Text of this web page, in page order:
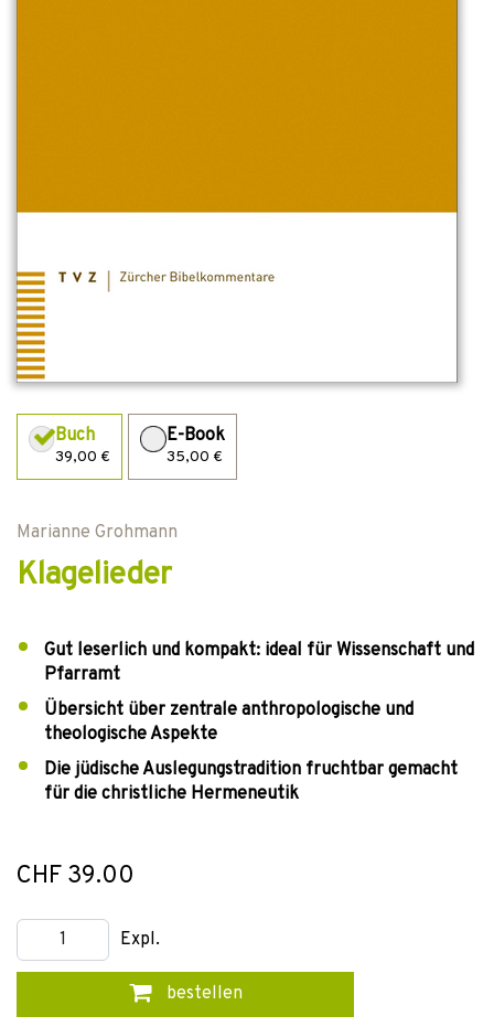
Buch
39,00 €
E-Book
35,00 €
Marianne Grohmann
Klagelieder
Gut leserlich und kompakt: ideal für Wissenschaft und
Pfarramt
Übersicht über zentrale anthropologische und
theologische Aspekte
Die jüdische Auslegungstradition fruchtbar gemacht
für die christliche Hermeneutik
CHF 39.00
Expl.
bestellen